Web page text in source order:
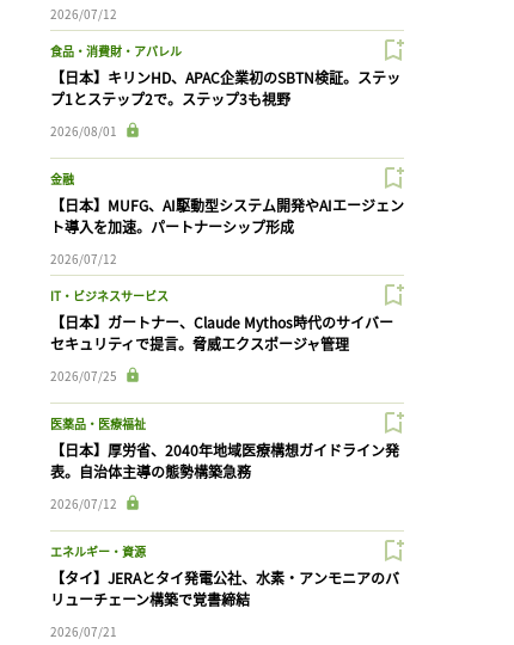
2026/07/12
食品・消費財・アパレル
【日本】キリンHD、APAC企業初のSBTN検証。ステッ
プ1とステップ2で。ステップ3も視野
2026/08/01
金融
【日本】MUFG、AI駆動型システム開発やAIエージェン
ト導入を加速。パートナーシップ形成
2026/07/12
IT・ビジネスサービス
【日本】ガートナー、Claude Mythos時代のサイバー
セキュリティで提言。脅威エクスポージャ管理
2026/07/25
医薬品・医療福祉
【日本】厚労省、2040年地域医療構想ガイドライン発
表。自治体主導の態勢構築急務
2026/07/12
エネルギー・資源
【タイ】JERAとタイ発電公社、水素・アンモニアのバ
リューチェーン構築で覚書締結
2026/07/21